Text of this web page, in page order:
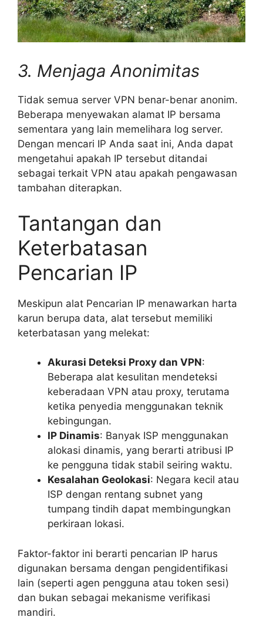
3. Menjaga Anonimitas
Tidak semua server VPN benar-benar anonim.
Beberapa menyewakan alamat IP bersama
sementara yang lain memelihara log server.
Dengan mencari IP Anda saat ini, Anda dapat
mengetahui apakah IP tersebut ditandai
sebagai terkait VPN atau apakah pengawasan
tambahan diterapkan.
Tantangan dan
Keterbatasan
Pencarian IP
Meskipun alat Pencarian IP menawarkan harta
karun berupa data, alat tersebut memiliki
keterbatasan yang melekat:
Akurasi Deteksi Proxy dan VPN:
Beberapa alat kesulitan mendeteksi
keberadaan VPN atau proxy, terutama
ketika penyedia menggunakan teknik
kebingungan.
IP Dinamis: Banyak ISP menggunakan
alokasi dinamis, yang berarti atribusi IP
ke pengguna tidak stabil seiring waktu.
Kesalahan Geolokasi: Negara kecil atau
ISP dengan rentang subnet yang
tumpang tindih dapat membingungkan
perkiraan lokasi.
Faktor-faktor ini berarti pencarian IP harus
digunakan bersama dengan pengidentifikasi
lain (seperti agen pengguna atau token sesi)
dan bukan sebagai mekanisme verifikasi
mandiri.